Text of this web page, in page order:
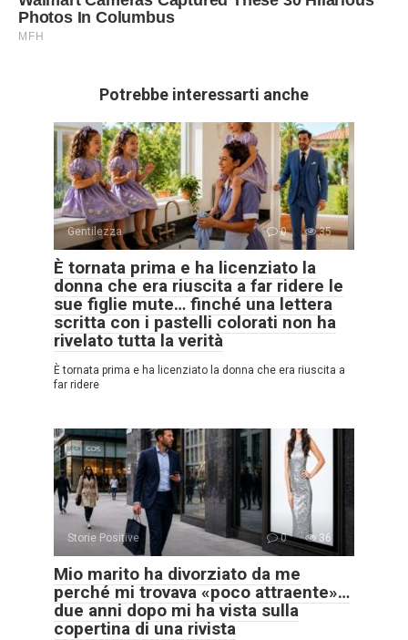
Potrebbe interessarti anche
Gentilezza 0 35
È tornata prima e ha licenziato la
donna che era riuscita a far ridere le
sue figlie mute… finché una lettera
scritta con i pastelli colorati non ha
rivelato tutta la verità
È tornata prima e ha licenziato la donna che era riuscita a
far ridere
Storie Positive 0 36
Mio marito ha divorziato da me
perché mi trovava «poco attraente»…
due anni dopo mi ha vista sulla
copertina di una rivista